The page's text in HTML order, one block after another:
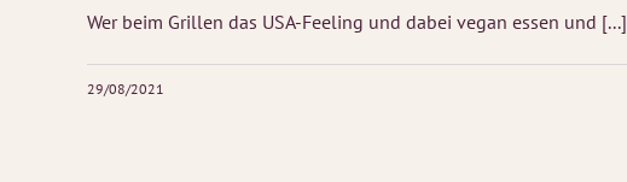
Wer beim Grillen das USA-Feeling und dabei vegan essen und [...]
29/08/2021